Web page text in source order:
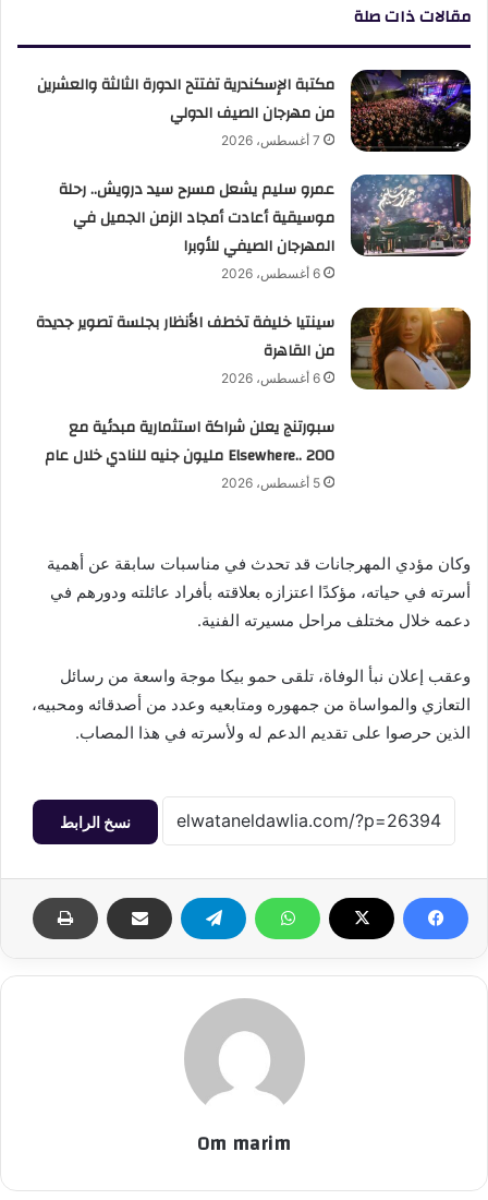
مقالات ذات صلة
مكتبة الإسكندرية تفتتح الدورة الثالثة والعشرين
من مهرجان الصيف الدولي
7 أغسطس، 2026
عمرو سليم يشعل مسرح سيد درويش.. رحلة
موسيقية أعادت أمجاد الزمن الجميل في
المهرجان الصيفي للأوبرا
6 أغسطس، 2026
سينتيا خليفة تخطف الأنظار بجلسة تصوير جديدة
من القاهرة
6 أغسطس، 2026
سبورتنج يعلن شراكة استثمارية مبدئية مع
Elsewhere.. 200 مليون جنيه للنادي خلال عام
5 أغسطس، 2026
وكان مؤدي المهرجانات قد تحدث في مناسبات سابقة عن أهمية
أسرته في حياته، مؤكدًا اعتزازه بعلاقته بأفراد عائلته ودورهم في
دعمه خلال مختلف مراحل مسيرته الفنية.
وعقب إعلان نبأ الوفاة، تلقى حمو بيكا موجة واسعة من رسائل
التعازي والمواساة من جمهوره ومتابعيه وعدد من أصدقائه ومحبيه،
الذين حرصوا على تقديم الدعم له ولأسرته في هذا المصاب.
نسخ الرابط
Om marim